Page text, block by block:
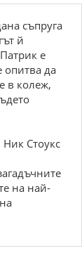
съпруга
й
е
опитва да
в колеж,
Стоукс
на най-